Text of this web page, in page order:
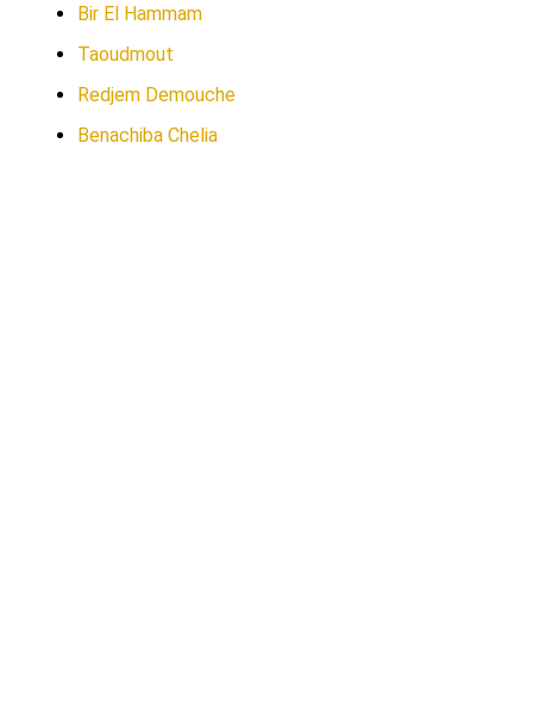
Bir El Hammam
Taoudmout
Redjem Demouche
Benachiba Chelia